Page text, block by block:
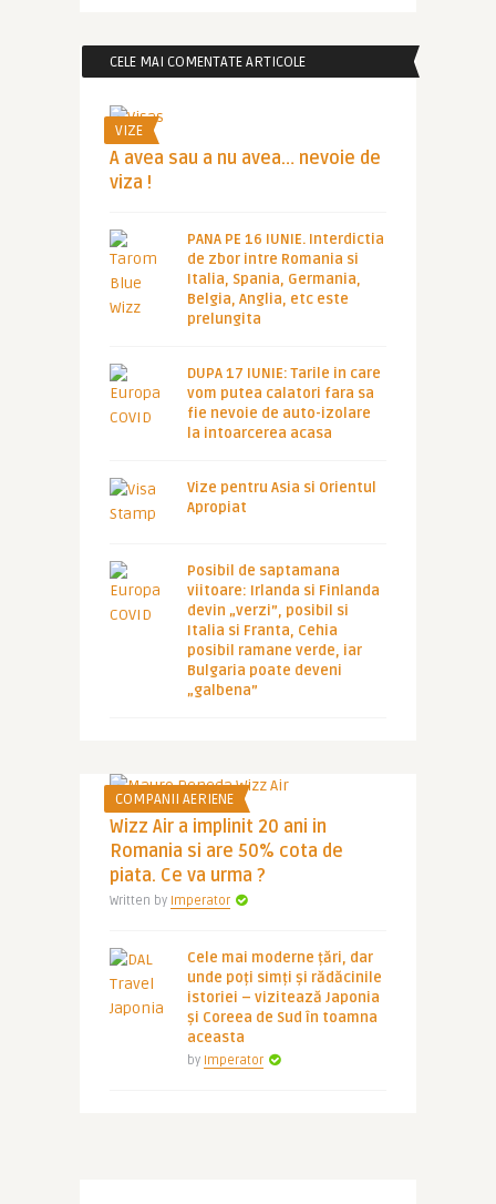
CELE MAI COMENTATE ARTICOLE
VIZE
A avea sau a nu avea… nevoie de
viza !
PANA PE 16 IUNIE. Interdictia
de zbor intre Romania si
Italia, Spania, Germania,
Belgia, Anglia, etc este
prelungita
DUPA 17 IUNIE: Tarile in care
vom putea calatori fara sa
fie nevoie de auto-izolare
la intoarcerea acasa
Vize pentru Asia si Orientul
Apropiat
Posibil de saptamana
viitoare: Irlanda si Finlanda
devin „verzi”, posibil si
Italia si Franta, Cehia
posibil ramane verde, iar
Bulgaria poate deveni
„galbena”
COMPANII AERIENE
Wizz Air a implinit 20 ani in
Romania si are 50% cota de
piata. Ce va urma ?
Written by Imperator
Cele mai moderne țări, dar
unde poți simți și rădăcinile
istoriei – vizitează Japonia
și Coreea de Sud în toamna
aceasta
by Imperator